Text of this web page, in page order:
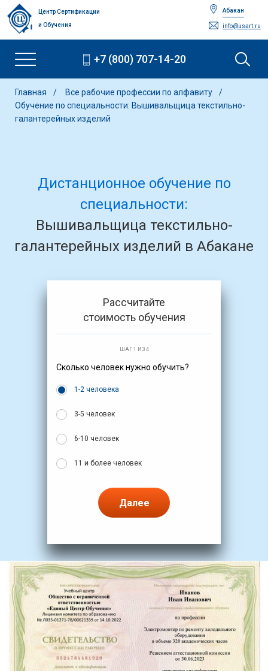
Центр Сертификации
и Обучения
Абакан
info@usart.ru
+7 (800) 707-14-20
Главная
Все рабочие профессии по алфавиту
Обучение по специальности: Вышивальщица текстильно-
галантерейных изделий
Дистанционное обучение по
специальности:
Вышивальщица текстильно-
галантерейных изделий в Абакане
Рассчитайте
стоимость обучения
ШАГ 1 ИЗ 4
Сколько человек нужно обучить?
1-2 человека
3-5 человек
6-10 человек
11 и более человек
Далее